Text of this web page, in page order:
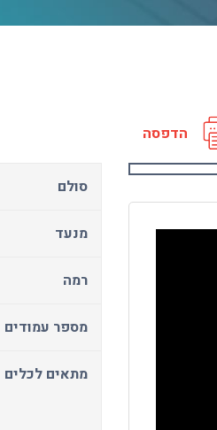
הדפסה
סולם
מנעד
רמה
מספר עמודים
מתאים לכלים